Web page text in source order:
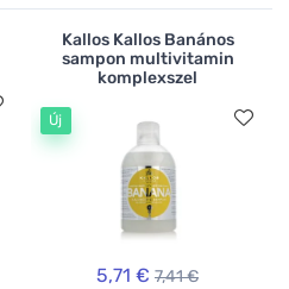
Kallos Kallos Banános
sampon multivitamin
komplexszel
Új
5,71 € 7,41 €